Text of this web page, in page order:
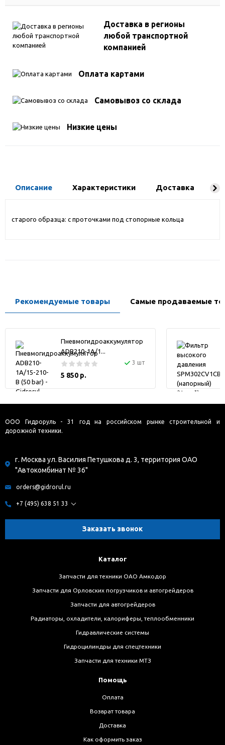
Доставка в регионы
любой транспортной
компанией
Оплата картами
Самовывоз со склада
Низкие цены
Описание Характеристики Доставка
старого образца: с проточками под стопорные кольца
Рекомендуемые товары Самые продаваемые
Пневмогидроаккумулятор
ADB210-1A/1...
3 шт
5 850 р.
ООО Гидроруль - 31 год на российском рынке строительной и
дорожной техники.
г. Москва ул. Василия Петушкова д. 3, территория ОАО
"Автокомбинат № 36"
orders@gidrorul.ru
+7 (495) 638 51 33
Заказать звонок
Каталог
Запчасти для техники ОАО Амкодор
Запчасти для Орловских погрузчиков и автогрейдеров
Запчасти для автогрейдеров
Радиаторы, охладители, калориферы, теплообменники
Гидравлические системы
Гидроцилиндры для спецтехники
Запчасти для техники МТЗ
Помощь
Оплата
Возврат товара
Доставка
Как оформить заказ